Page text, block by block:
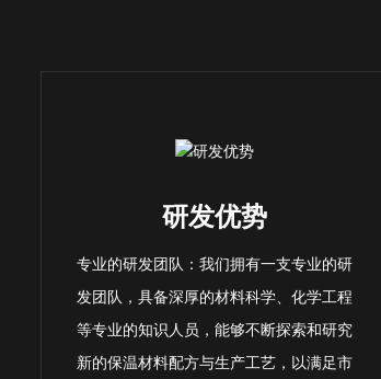
研发优势
专业的研发团队：我们拥有一支专业的研
发团队，具备深厚的材料科学、化学工程
等专业的知识人员，能够不断探索和研究
新的保温材料配方与生产工艺，以满足市